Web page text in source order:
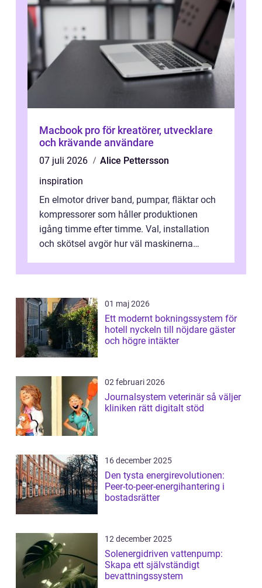
Macbook pro för kreatörer, utvecklare
och krävande användare
07 juli 2026
Alice Pettersson
inspiration
En elmotor driver band, pumpar, fläktar och
kompressorer som håller produktionen
igång timme efter timme. Val, installation
och skötsel avgör hur väl maskinerna
01 maj 2026
Ett modernt bokningssystem för
hotell nyckeln till nöjdare gäster
och högre intäkter
02 februari 2026
Journalsystem veterinär så väljer
kliniken rätt digitalt stöd
16 december 2025
Den tysta energirevolutionen:
Peer-to-peer-energihantering i
bostadsrätter
12 december 2025
Solenergidriven vattenpump:
Skapa ett självständigt
bevattningssystem